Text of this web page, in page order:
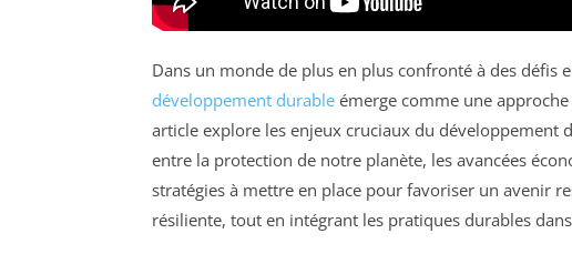
Dans un monde de plus en plus confronté à des défis
développement durable émerge comme une
article explore les enjeux cruciaux du
entre la protection de notre planète, les avancées
stratégies à mettre en place pour favoriser un avenir
résiliente, tout en intégrant les pratiques durables